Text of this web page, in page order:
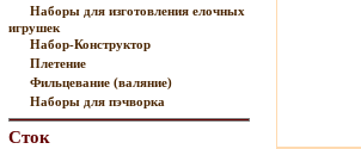
Наборы для изготовления елочных
игрушек
Набор-Конструктор
Плетение
Фильцевание (валяние)
Наборы для пэчворка
Сток